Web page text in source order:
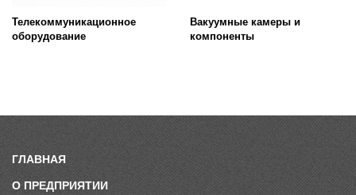
Телекоммуникационное
оборудование
Вакуумные камеры и
компоненты
ГЛАВНАЯ
О ПРЕДПРИЯТИИ